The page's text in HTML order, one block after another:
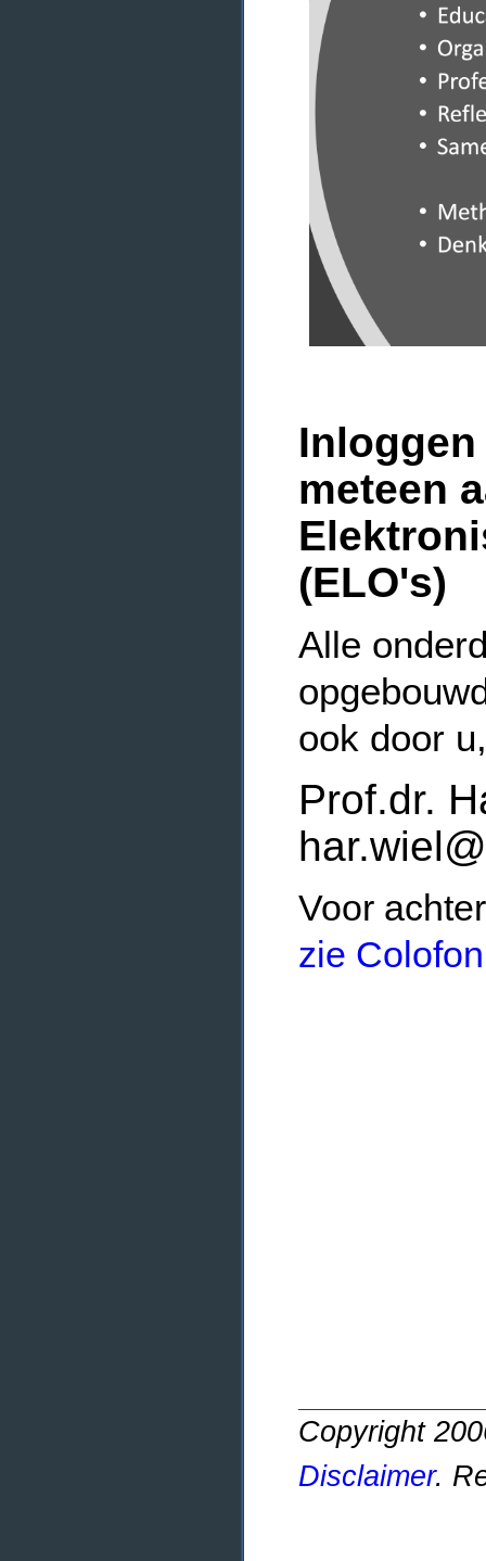
meteen
(ELO's)
Alle
ook door
Prof.dr.
Voor
zie Colofon
Copyright
Disclaimer.